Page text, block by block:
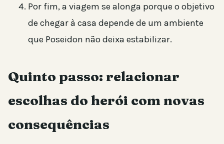
Por fim, a viagem se alonga porque o objetivo
de chegar à casa depende de um ambiente
que Poseidon não deixa estabilizar.
Quinto passo: relacionar
escolhas do herói com novas
consequências